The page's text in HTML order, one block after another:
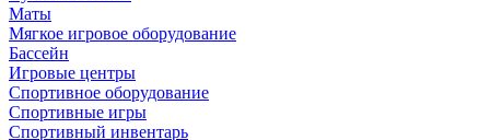
Маты
Мягкое игровое оборудование
Бассейн
Игровые центры
Спортивное оборудование
Спортивные игры
Спортивный инвентарь